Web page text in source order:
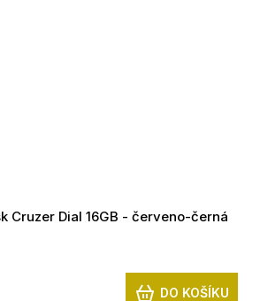
Cruzer Dial 16GB - červeno-černá
DO KOŠÍKU